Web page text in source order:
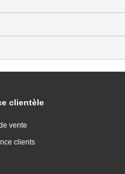
clientèle
vente
clients